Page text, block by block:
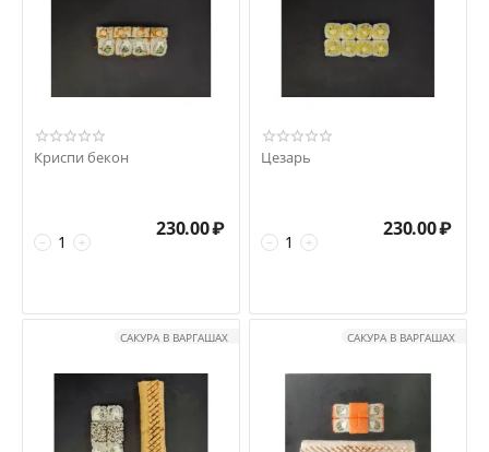
Криспи бекон
+
−
230.00₽
Цезарь
+
−
230.00₽
САКУРА В ВАРГАШАХ САКУРА В ВАРГАШАХ